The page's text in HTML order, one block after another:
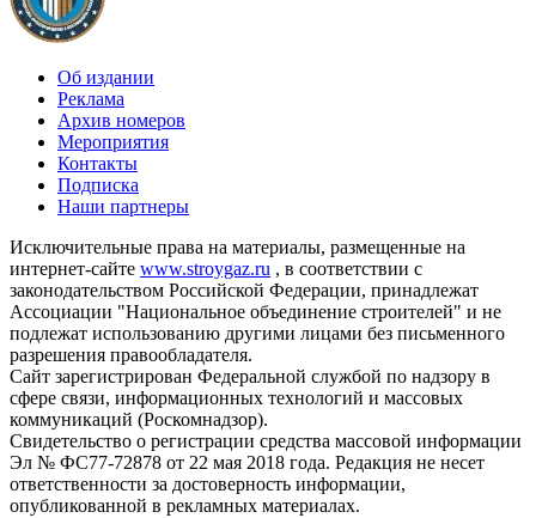
Об издании
Реклама
Архив номеров
Мероприятия
Контакты
Подписка
Наши партнеры
Исключительные права на материалы, размещенные на
интернет-сайте www.stroygaz.ru , в соответствии с
законодательством Российской Федерации, принадлежат
Ассоциации "Национальное объединение строителей" и не
подлежат использованию другими лицами без письменного
разрешения правообладателя.
Сайт зарегистрирован Федеральной службой по надзору в
сфере связи, информационных технологий и массовых
коммуникаций (Роскомнадзор).
Свидетельство о регистрации средства массовой информации
Эл № ФС77-72878 от 22 мая 2018 года. Редакция не несет
ответственности за достоверность информации,
опубликованной в рекламных материалах.